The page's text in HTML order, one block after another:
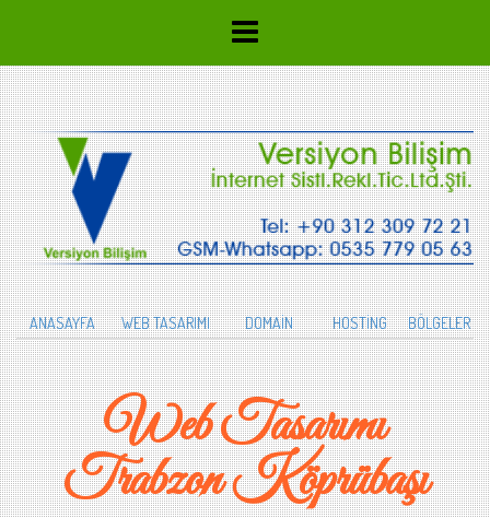
ANASAYFA WEB TASARIMI DOMAİN HOSTİNG BÖLGELER
Web Tasarımı
Trabzon Köprübaşı